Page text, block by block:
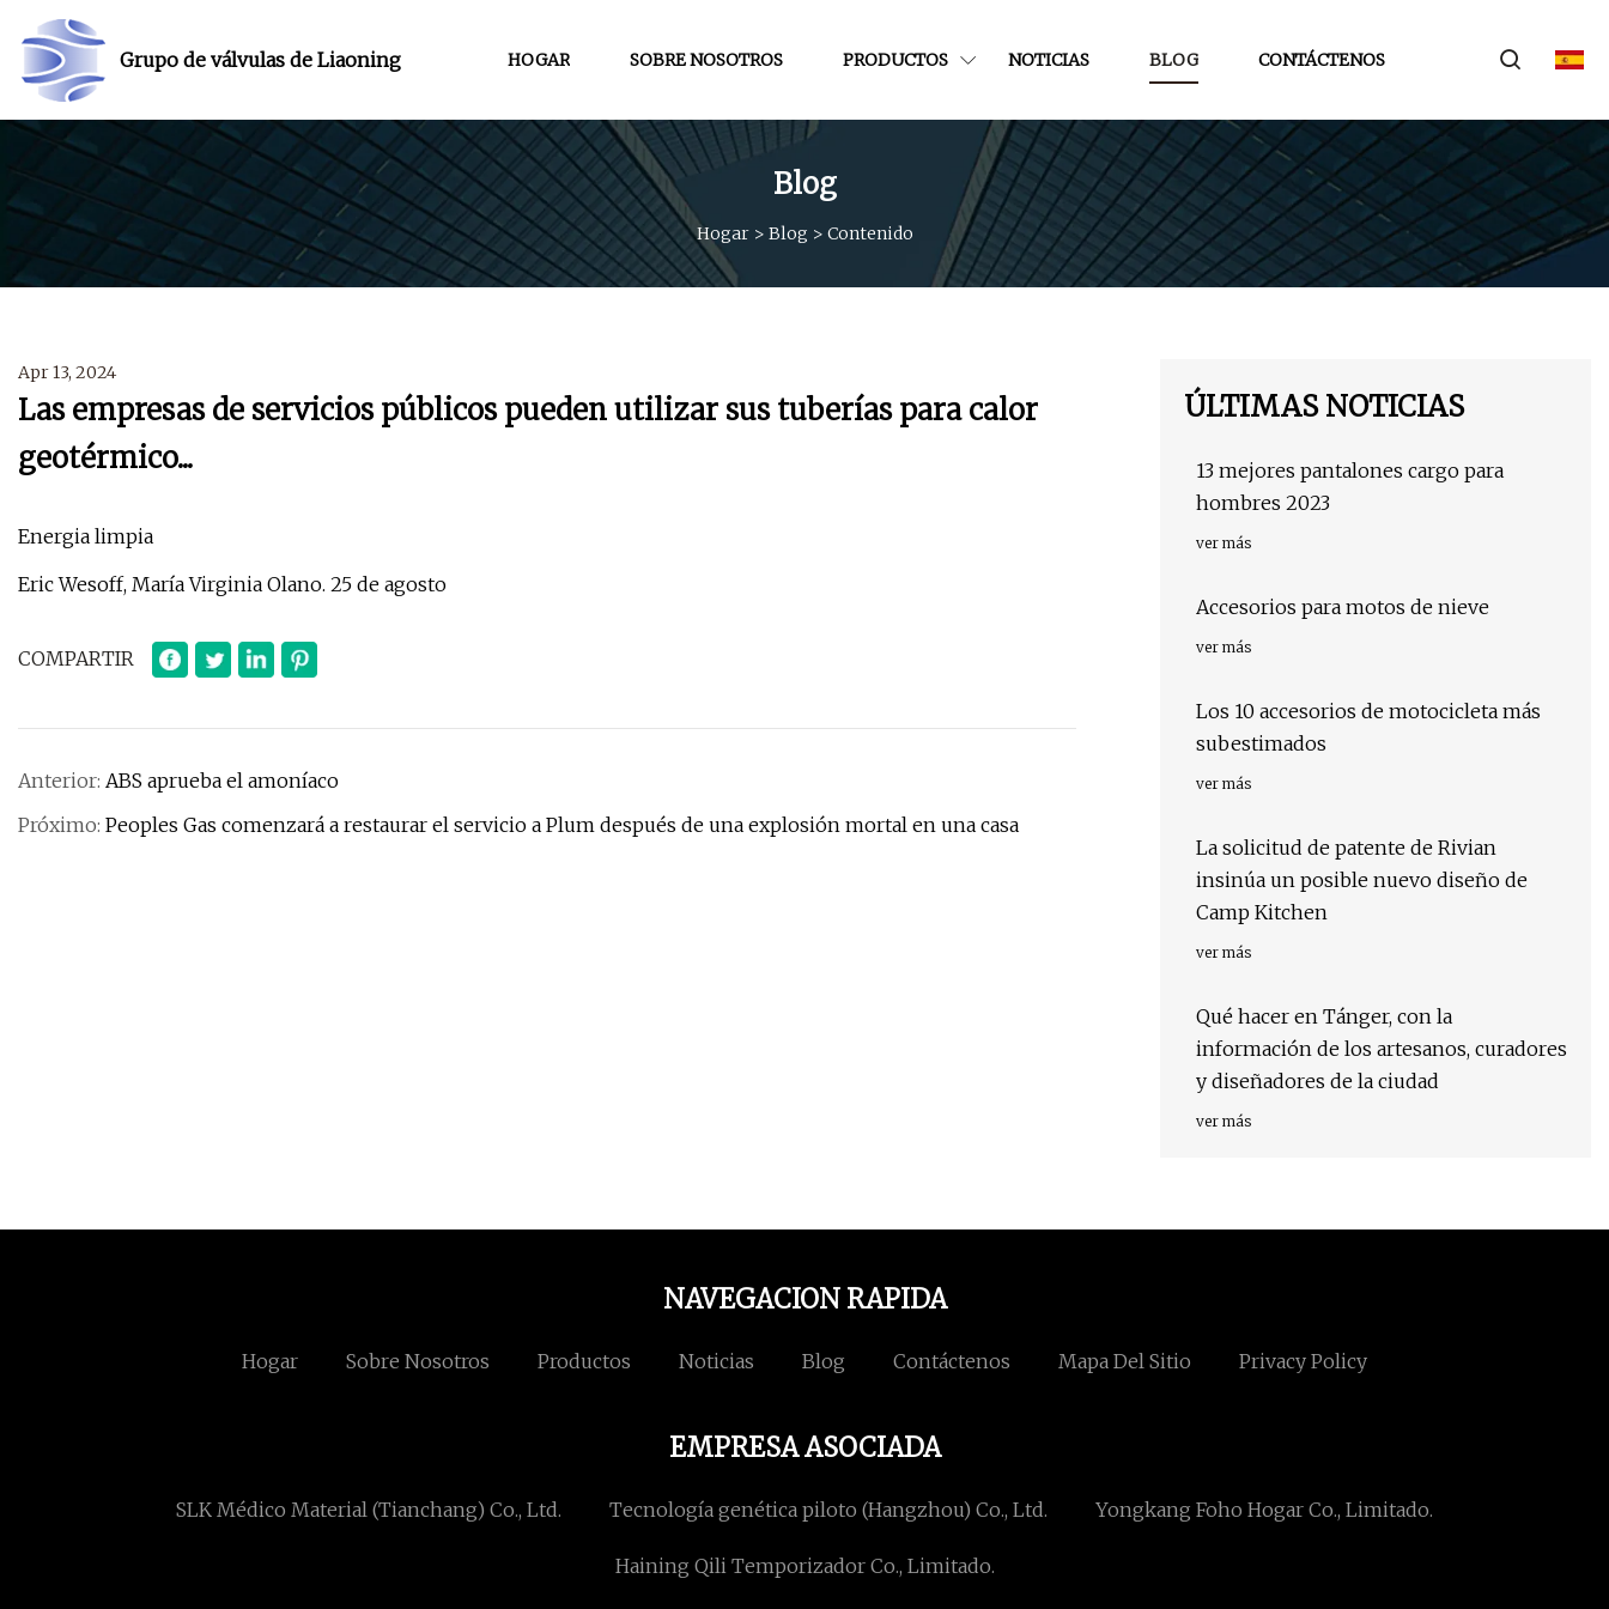
Grupo de válvulas de Liaoning HOGAR SOBRE NOSOTROS PRODUCTOS NOTICIAS BLOG CONTÁCTENOS
Blog
Hogar> Blog > Contenido
Apr 13, 2024
Las empresas de servicios públicos pueden utilizar sus tuberías para calor
geotérmico...
Energia limpia
Eric Wesoff, María Virginia Olano. 25 de agosto
COMPARTIR
Anterior: ABS aprueba el amoníaco
Próximo: Peoples Gas comenzará a restaurar el servicio a Plum después de una explosión mortal en una casa
ÚLTIMAS NOTICIAS
13 mejores pantalones cargo para
hombres 2023
ver más
Accesorios para motos de nieve
ver más
Los 10 accesorios de motocicleta más
subestimados
ver más
La solicitud de patente de Rivian
insinúa un posible nuevo diseño de
Camp Kitchen
ver más
Qué hacer en Tánger, con la
información de los artesanos, curadores
y diseñadores de la ciudad
ver más
NAVEGACION RAPIDA
Hogar Sobre Nosotros Productos Noticias Blog Contáctenos Mapa Del Sitio Privacy Policy
EMPRESA ASOCIADA
SLK Médico Material (Tianchang) Co., Ltd. Tecnología genética piloto (Hangzhou) Co., Ltd. Yongkang Foho Hogar Co., Limitado.
Haining Qili Temporizador Co., Limitado.